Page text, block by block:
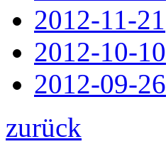
2012-11-21
2012-10-10
2012-09-26
zurück